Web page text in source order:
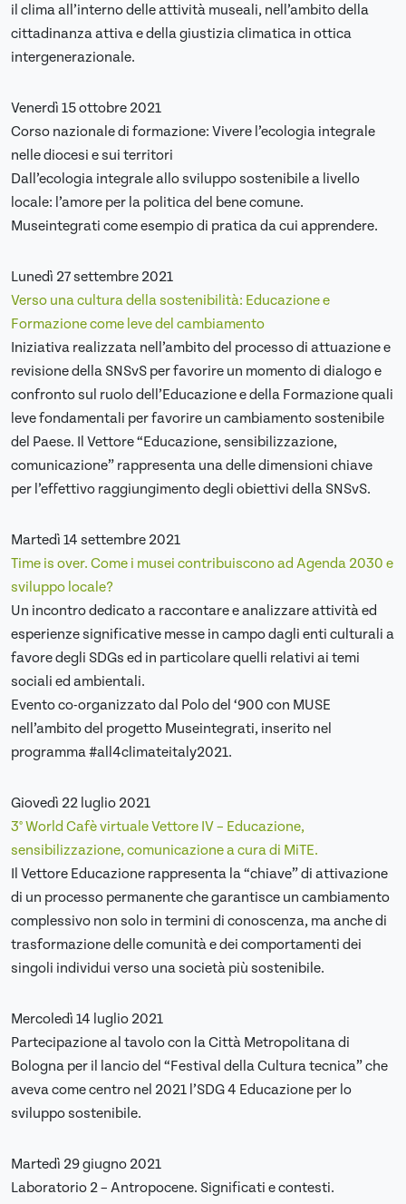
il clima all’interno delle attività museali, nell’ambito della
cittadinanza attiva e della giustizia climatica in ottica
intergenerazionale.
Venerdì 15 ottobre 2021
Corso nazionale di formazione: Vivere l’ecologia integrale
nelle diocesi e sui territori
Dall’ecologia integrale allo sviluppo sostenibile a livello
locale: l’amore per la politica del bene comune.
Museintegrati come esempio di pratica da cui apprendere.
Lunedì 27 settembre 2021
Verso una cultura della sostenibilità: Educazione e
Formazione come leve del cambiamento
Iniziativa realizzata nell’ambito del processo di attuazione e
revisione della SNSvS per favorire un momento di dialogo e
confronto sul ruolo dell’Educazione e della Formazione quali
leve fondamentali per favorire un cambiamento sostenibile
del Paese. Il Vettore “Educazione, sensibilizzazione,
comunicazione” rappresenta una delle dimensioni chiave
per l’effettivo raggiungimento degli obiettivi della SNSvS.
Martedì 14 settembre 2021
Time is over. Come i musei contribuiscono ad Agenda 2030 e
sviluppo locale?
Un incontro dedicato a raccontare e analizzare attività ed
esperienze significative messe in campo dagli enti culturali a
favore degli SDGs ed in particolare quelli relativi ai temi
sociali ed ambientali.
Evento co-organizzato dal Polo del ‘900 con MUSE
nell’ambito del progetto Museintegrati, inserito nel
programma #all4climateitaly2021.
Giovedì 22 luglio 2021
3° World Cafè virtuale Vettore IV – Educazione,
sensibilizzazione, comunicazione a cura di MiTE.
Il Vettore Educazione rappresenta la “chiave” di attivazione
di un processo permanente che garantisce un cambiamento
complessivo non solo in termini di conoscenza, ma anche di
trasformazione delle comunità e dei comportamenti dei
singoli individui verso una società più sostenibile.
Mercoledì 14 luglio 2021
Partecipazione al tavolo con la Città Metropolitana di
Bologna per il lancio del “Festival della Cultura tecnica” che
aveva come centro nel 2021 l’SDG 4 Educazione per lo
sviluppo sostenibile.
Martedì 29 giugno 2021
Laboratorio 2 – Antropocene. Significati e contesti.